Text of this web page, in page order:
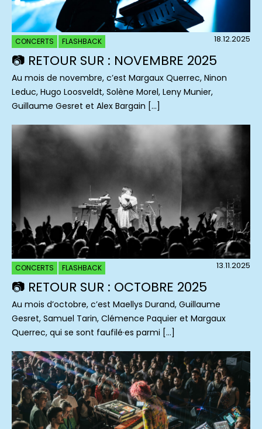
CONCERTS FLASHBACK 18.12.2025
📷 RETOUR SUR : NOVEMBRE 2025
Au mois de novembre, c’est Margaux Querrec, Ninon
Leduc, Hugo Loosveldt, Solène Morel, Leny Munier,
Guillaume Gesret et Alex Bargain […]
CONCERTS FLASHBACK 13.11.2025
📷 RETOUR SUR : OCTOBRE 2025
Au mois d’octobre, c’est Maellys Durand, Guillaume
Gesret, Samuel Tarin, Clémence Paquier et Margaux
Querrec, qui se sont faufilé·es parmi […]